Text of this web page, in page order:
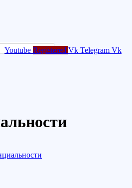
Youtube Registered Vk Telegram Vk